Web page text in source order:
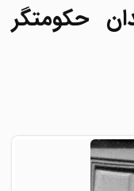
حکومتگر